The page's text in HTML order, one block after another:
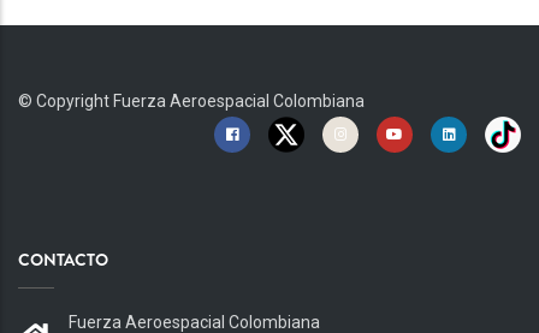
© Copyright Fuerza Aeroespacial Colombiana
CONTACTO
Fuerza Aeroespacial Colombiana